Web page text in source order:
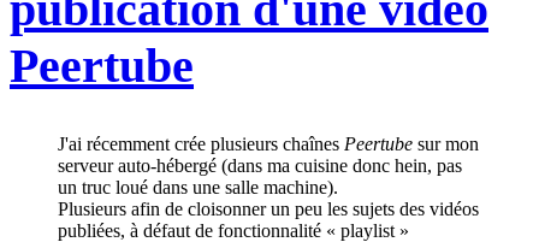
Peertube
J'ai récemment crée plusieurs chaînes Peertube sur mon
serveur auto-hébergé (dans ma cuisine donc hein, pas
un truc loué dans une salle machine).
Plusieurs afin de cloisonner un peu les sujets des vidéos
publiées, à défaut de fonctionnalité « playlist »